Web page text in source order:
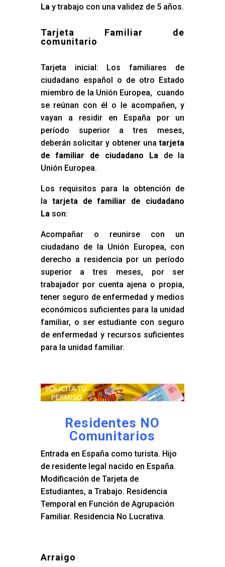
La y trabajo con una validez de 5 años.
Tarjeta Familiar de
comunitario
Tarjeta inicial: Los familiares de
ciudadano español o de otro Estado
miembro de la Unión Europea, cuando
se reúnan con él o le acompañen, y
vayan a residir en España por un
período superior a tres meses,
deberán solicitar y obtener unatarjeta
de familiar de ciudadano La de la
Unión Europea.
Los requisitos para la obtención de
la tarjeta de familiar de ciudadano
La son:
Acompañar o reunirse con un
ciudadano de la Unión Europea, con
derecho a residencia por un período
superior a tres meses, por ser
trabajador por cuenta ajena o propia,
tener seguro de enfermedad y medios
económicos suficientes para la unidad
familiar, o ser estudiante con seguro
de enfermedad y recursos suficientes
para la unidad familiar.
Residentes NO
Comunitarios
Entrada en España como turista. Hijo
de residente legal nacido en España.
Modificación de Tarjeta de
Estudiantes, a Trabajo. Residencia
Temporal en Función de Agrupación
Familiar. Residencia No Lucrativa.
Arraigo